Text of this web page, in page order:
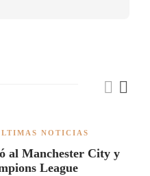
NOTICIAS
al Manchester City y
League